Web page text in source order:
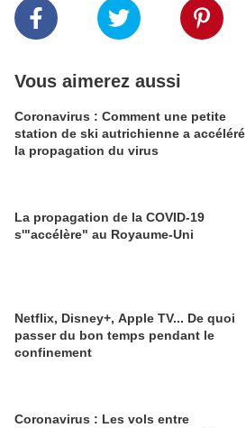
Vous aimerez aussi
Coronavirus : Comment une petite
station de ski autrichienne a accéléré
la propagation du virus
La propagation de la COVID-19
s'"accélère" au Royaume-Uni
Netflix, Disney+, Apple TV... De quoi
passer du bon temps pendant le
confinement
Coronavirus : Les vols entre